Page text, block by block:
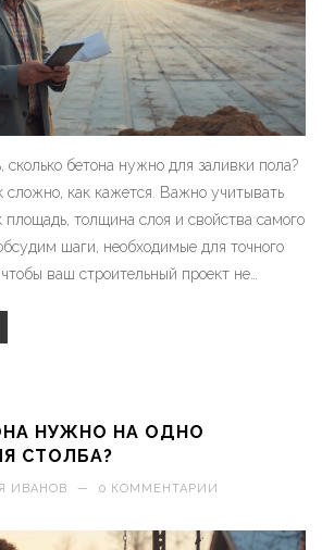
сколько бетона нужно для заливки пола?
сложно, как кажется. Важно учитывать
площадь, толщина слоя и свойства самого
шаги, необходимые для точного
ваш строительный проект не
НУЖНО НА ОДНО
СТОЛБА?
ИВАНОВ — 0 КОММЕНТАРИИ